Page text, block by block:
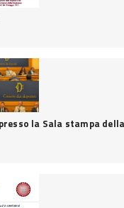
la Sala stampa